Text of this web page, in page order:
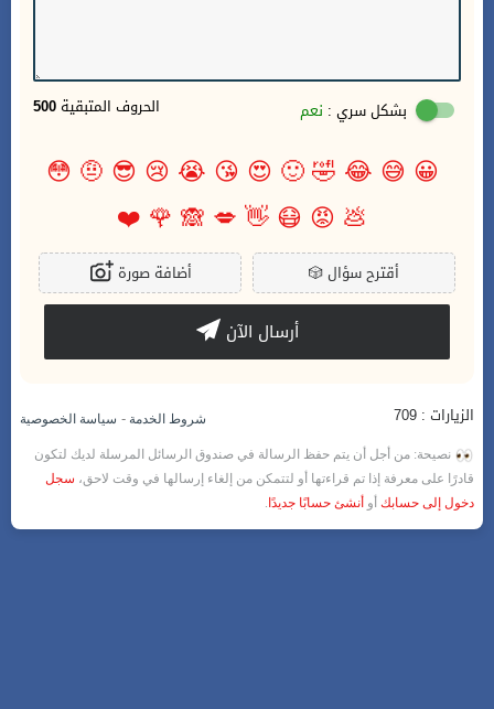
500 الحروف المتبقية بشكل سري : نعم
😀
😅
😂
🤣
🙂
😍
😘
😭
😢
😎
🤨
😳
💩
😡
😷
👋
💋
🙈
🌹
❤️
🎲أقترح سؤال أضافة صورة
أرسال الآن
الزيارات : 709 شروط الخدمة - سياسة الخصوصية
نصيحة: من أجل أن يتم حفظ الرسالة في صندوق الرسائل المرسلة لديك لتكون
قادرًا على معرفة إذا تم قراءتها أو لتتمكن من إلغاء إرسالها في وقت لاحق، سجل
دخول إلى حسابك أو أنشئ حسابًا جديدًا .